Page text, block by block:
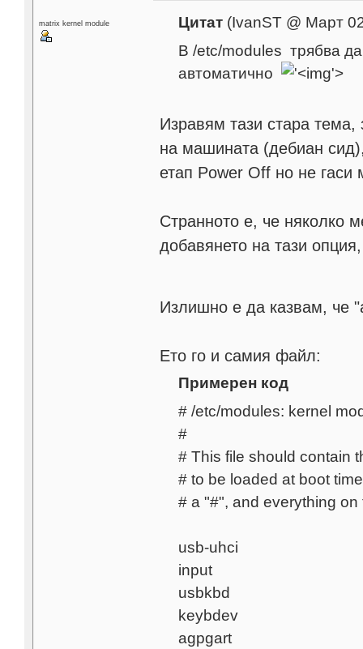
matrix kernel module Цитат(IvanST @ Март
В /etc/modules трябва
автоматично
'>
Изравям тази стара
на машината (дебиан
етап Power Off но не
Странното е, че няколко
добавянето на тази
Излишно е да казвам, че
Ето го и самия файл:
Примерен код
# /etc/modules: kernel
#
# This file should contain
# to be loaded at boot
# a "#", and everything
usb-uhci
input
usbkbd
keybdev
agpgart